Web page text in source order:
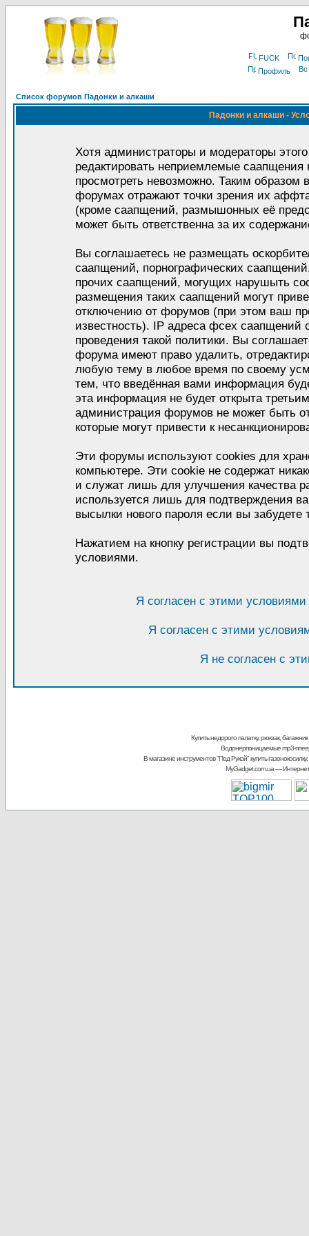
FUCK
Профиль
Список форумов Падонки и алкаши
Падонки и алкаши -
Хотя администраторы и модераторы
редактировать неприемлемые
просмотреть невозможно. Таким образом
форумах отражают точки зрения их
(кроме саапщений, размышонных её
может быть ответственна за их
Вы соглашаетесь не размещать
саапщений, порнографических
прочих саапщений, могущих нарушыть
размещения таких саапщений могут
отключению от форумов (при этом ваш
известность). IP адреса фсех саапщений
проведения такой политики. Вы
форума имеют право удалить,
любую тему в любое время по своему
тем, что введённая вами информация
эта информация не будет открыта
администрация форумов не может быть
которые могут привести к
Эти форумы используют cookies для
компьютере. Эти cookie не содержат
и служат лишь для улучшения качества
используется лишь для подтверждения
высылки нового пароля если вы забудете
Нажатием на кнопку регистрации вы
условиями.
Я согласен с этими
Я согласен с этими
Я не согласен с
Купить недорого палатку, рюкзак, багажник
Водонерпоницаемые mp3-
В магазине инструментов "Под Рукой"купить
MyGadget.com.ua—